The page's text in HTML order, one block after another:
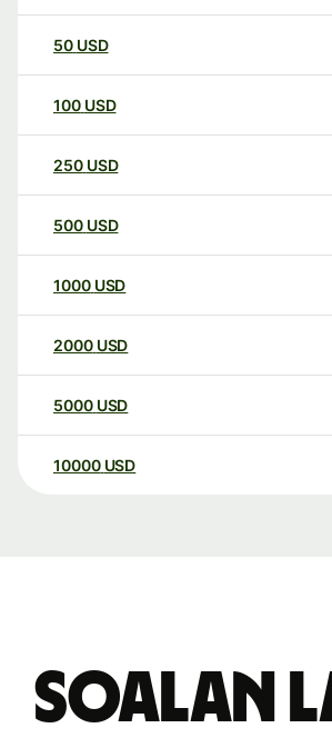
50 USD
100 USD
250 USD
500 USD
1000 USD
2000 USD
5000 USD
10000 USD
Soalan